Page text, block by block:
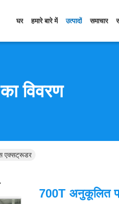
घर हमारे बारे में उत्पादों समाचार
विवरण
एक्सट्रूडर
700T अनुकूलित